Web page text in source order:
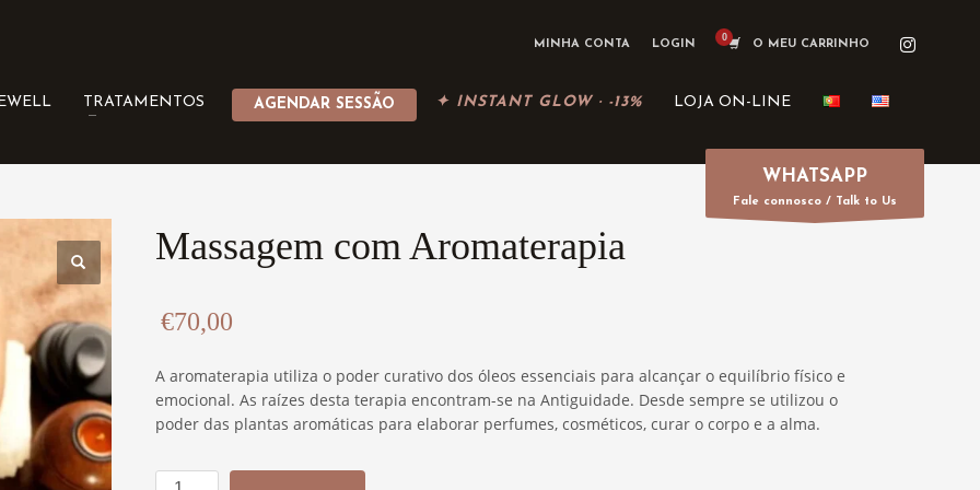
MINHA CONTA LOGIN O MEU CARRINHO
TRATAMENTOS AGENDAR SESSÃO ✦ INSTANT GLOW · -13% LOJA ON-LINE
WHATSAPP
Fale connosco / Talk to Us
Massagem com Aromaterapia
€70,00
A aromaterapia utiliza o poder curativo dos óleos essenciais para alcançar o equilíbrio físico e
emocional. As raízes desta terapia encontram-se na Antiguidade. Desde sempre se utilizou o
poder das plantas aromáticas para elaborar perfumes, cosméticos, curar o corpo e a alma.
Quantidade